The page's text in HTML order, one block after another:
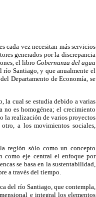
cada vez necesitan más servicios
generados por la discrepancia
el libro Gobernanza del agua
río Santiago, y que anualmente el
Departamento de Economía, se
la cual se estudia debido a varias
no es homogénea; el crecimiento
la realización de varios proyectos
a los movimientos sociales,
región sólo como un concepto
como eje central el enfoque por
se basa en la sustentabilidad,
a través del tiempo.
del río Santiago, que contempla,
e integral los elementos